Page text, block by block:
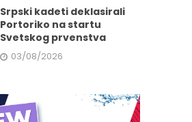
Srpski kadeti deklasirali
Portoriko na startu
Svetskog prvenstva
03/08/2026